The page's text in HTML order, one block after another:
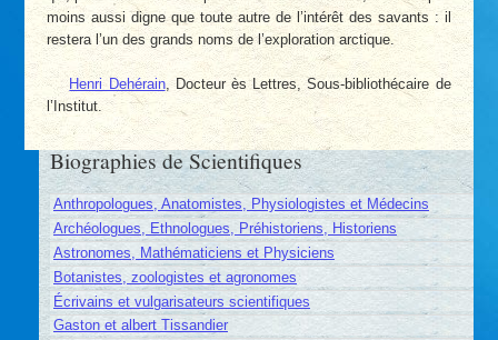
moins aussi digne que toute autre de l’intérêt des savants : il
restera l’un des grands noms de l’exploration arctique.
Henri Dehérain, Docteur ès Lettres, Sous-bibliothécaire de
l’Institut.
Biographies de Scientifiques
Anthropologues, Anatomistes, Physiologistes et Médecins
Archéologues, Ethnologues, Préhistoriens, Historiens
Astronomes, Mathématiciens et Physiciens
Botanistes, zoologistes et agronomes
Écrivains et vulgarisateurs scientifiques
Gaston et albert Tissandier